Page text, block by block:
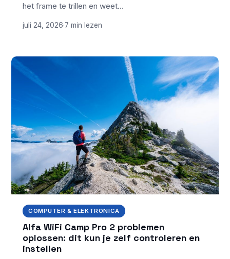
het frame te trillen en weet…
juli 24, 2026·7 min lezen
COMPUTER & ELEKTRONICA
Alfa WiFi Camp Pro 2 problemen
oplossen: dit kun je zelf controleren en
instellen